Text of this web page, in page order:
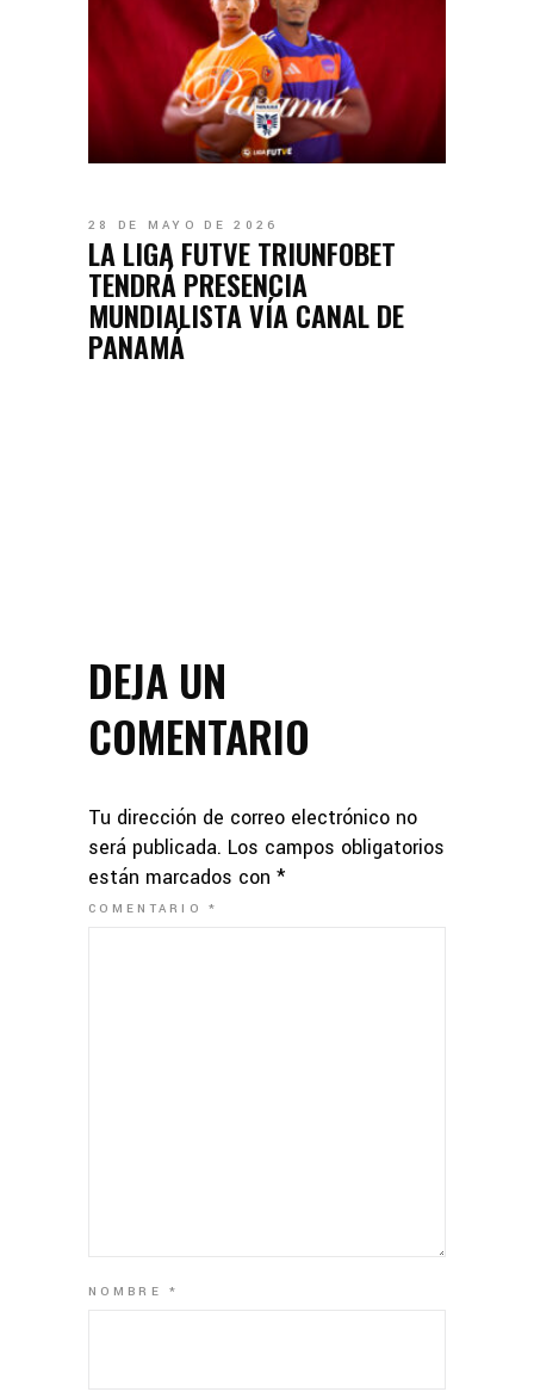
28 DE MAYO DE 2026
LA LIGA FUTVE TRIUNFOBET
TENDRÁ PRESENCIA
MUNDIALISTA VÍA CANAL DE
PANAMÁ
DEJA UN
COMENTARIO
Tu dirección de correo electrónico no
será publicada. Los campos obligatorios
están marcados con *
COMENTARIO*
NOMBRE*